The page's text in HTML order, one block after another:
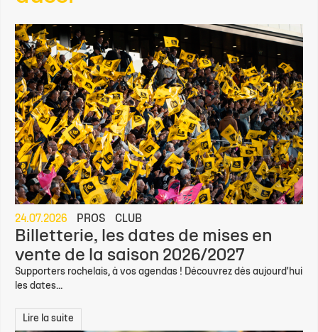
24.07.2026 PROS CLUB
Billetterie, les dates de mises en
vente de la saison 2026/2027
Supporters rochelais, à vos agendas ! Découvrez dès aujourd'hui
les dates...
Lire la suite